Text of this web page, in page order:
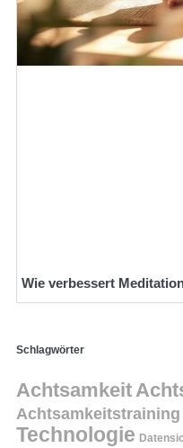
Wie verbessert
Schlagwörter
Achtsamkeit
Achtsamkeitstraining
Technologie